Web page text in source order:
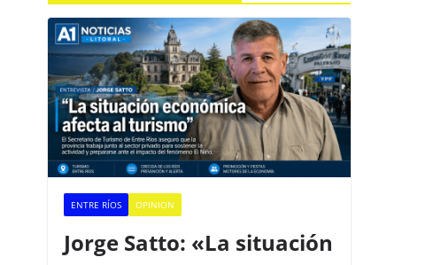
ENTRE RÍOS OPINION
Jorge Satto: «La situación